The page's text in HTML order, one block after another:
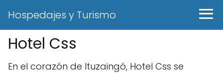
Hospedajes y Turismo
Hotel Css
En el corazón de Ituzaingó, Hotel Css se